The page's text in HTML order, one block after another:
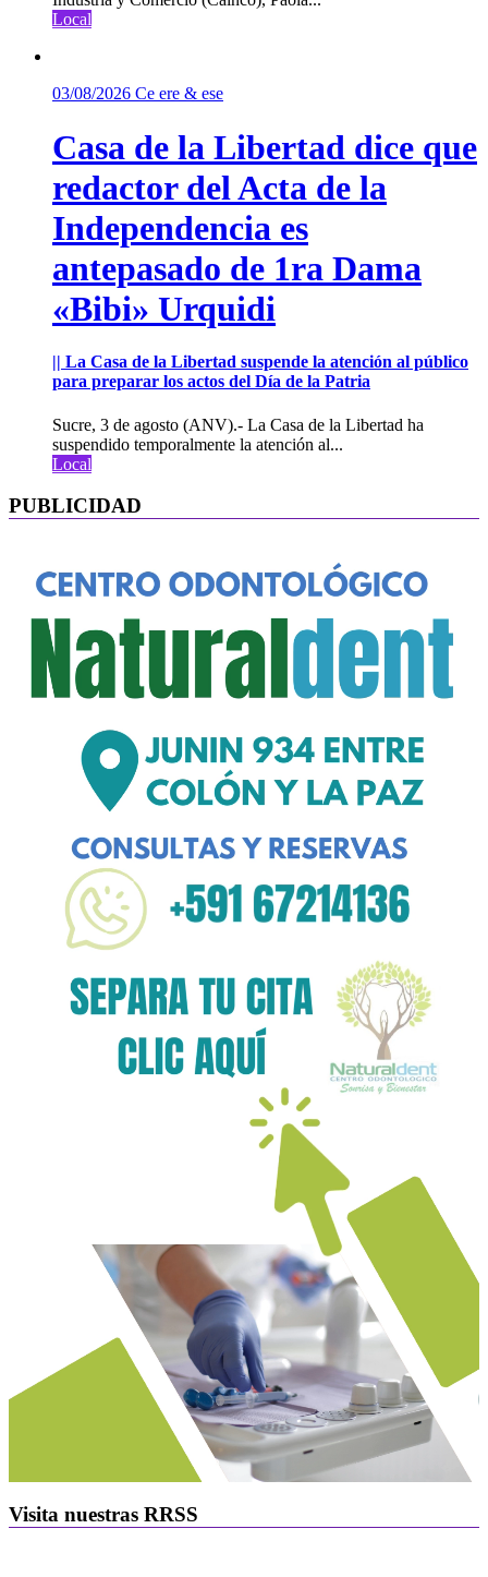
Local
03/08/2026 Ce ere & ese
Casa de la Libertad dice que
redactor del Acta de la
Independencia es
antepasado de 1ra Dama
«Bibi» Urquidi
|| La Casa de la Libertad suspende la atención al público
para preparar los actos del Día de la Patria
Sucre, 3 de agosto (ANV).- La Casa de la Libertad ha
suspendido temporalmente la atención al...
Local
PUBLICIDAD
Visita nuestras RRSS